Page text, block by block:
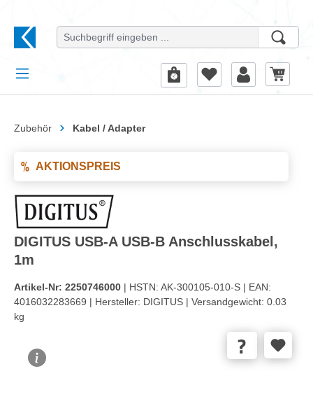
Zubehör Kabel / Adapter
AKTIONSPREIS
DIGITUS USB-A USB-B Anschlusskabel,
1m
Artikel-Nr: 2250746000 | HSTN: AK-300105-010-S | EAN:
4016032283669 | Hersteller: DIGITUS | Versandgewicht: 0.03
kg